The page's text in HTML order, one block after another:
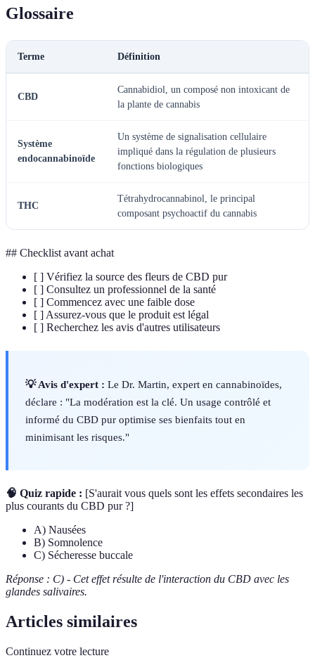
Glossaire
Terme Définition
CBD
Cannabidiol, un composé non intoxicant de
la plante de cannabis
Système
endocannabinoïde
Un système de signalisation cellulaire
impliqué dans la régulation de plusieurs
fonctions biologiques
THC
Tétrahydrocannabinol, le principal
composant psychoactif du cannabis
## Checklist avant achat
[ ] Vérifiez la source des fleurs de CBD pur
[ ] Consultez un professionnel de la santé
[ ] Commencez avec une faible dose
[ ] Assurez-vous que le produit est légal
[ ] Recherchez les avis d'autres utilisateurs
💡 Avis d'expert : Le Dr. Martin, expert en cannabinoïdes,
déclare : "La modération est la clé. Un usage contrôlé et
informé du CBD pur optimise ses bienfaits tout en
minimisant les risques."
🧠 Quiz rapide : [S'aurait vous quels sont les effets secondaires les
plus courants du CBD pur ?]
A) Nausées
B) Somnolence
C) Sécheresse buccale
Réponse : C) - Cet effet résulte de l'interaction du CBD avec les
glandes salivaires.
Articles similaires
Continuez votre lecture